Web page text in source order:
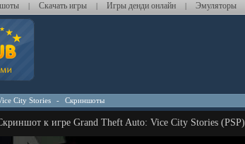
| Скачать игры | Игры денди онлайн | Эмуляторы
City Stories - Скриншоты
к игре Grand Theft Auto: Vice City Stories (PSP)